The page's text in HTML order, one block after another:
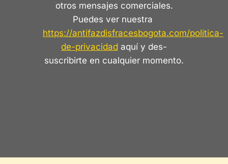
otros mensajes comerciales.
Puedes ver nuestra
https://antifazdisfracesbogota.com/politica-
de-privacidad aquí y des-
suscribirte en cualquier momento.